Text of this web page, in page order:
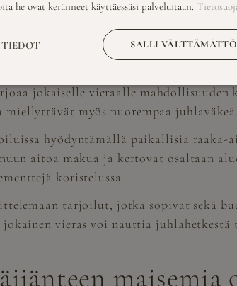
sopivat parhaiten kauden
tuoreutta ja kestävää ajattelua, joka
ja talven juhlissa maistuvat
toiveidenne mukaan huomioiden
jokaiselle vieraalle mahdollisuuden
myös nuorempaa juhlaväkeä.
hyödyntämällä paikallisia
aitoa makua ja kertovat osaltaan
koristelussa.
tarjoilut, jotka sopivat sekä
vieras voi nauttia juhlahetkestä
maisemia
he ovat keränneet käyttäessäsi palveluitaan.
SALLI